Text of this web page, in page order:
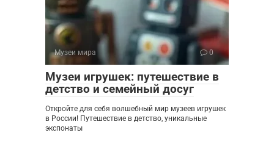
Музеи мира 0
Музеи игрушек: путешествие в
детство и семейный досуг
Откройте для себя волшебный мир музеев игрушек
в России! Путешествие в детство, уникальные
экспонаты